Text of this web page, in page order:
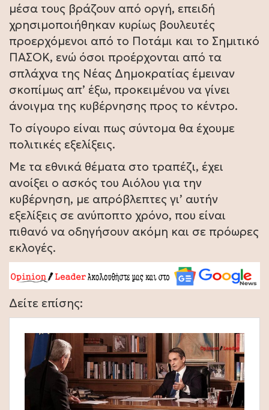
μέσα τους βράζουν από οργή, επειδή
χρησιμοποιήθηκαν κυρίως βουλευτές
προερχόμενοι από το Ποτάμι και το Σημιτικό
ΠΑΣΟΚ, ενώ όσοι προέρχονται από τα
σπλάχνα της Νέας Δημοκρατίας έμειναν
σκοπίμως απ’ έξω, προκειμένου να γίνει
άνοιγμα της κυβέρνησης προς το κέντρο.
Το σίγουρο είναι πως σύντομα θα έχουμε
πολιτικές εξελίξεις.
Με τα εθνικά θέματα στο τραπέζι, έχει
ανοίξει ο ασκός του Αιόλου για την
κυβέρνηση, με απρόβλεπτες γι’ αυτήν
εξελίξεις σε ανύποπτο χρόνο, που είναι
πιθανό να οδηγήσουν ακόμη και σε πρόωρες
εκλογές.
Δείτε επίσης: